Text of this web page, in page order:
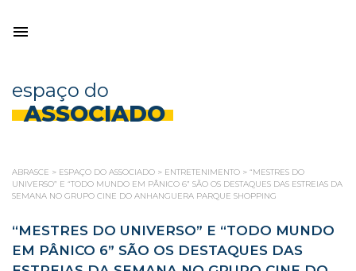
espaço do
ASSOCIADO
ABRASCE > ESPAÇO DO ASSOCIADO > ENTRETENIMENTO > “MESTRES DO
UNIVERSO” E “TODO MUNDO EM PÂNICO 6” SÃO OS DESTAQUES DAS ESTREIAS DA
SEMANA NO GRUPO CINE DO ANHANGUERA PARQUE SHOPPING
“MESTRES DO UNIVERSO” E “TODO MUNDO
EM PÂNICO 6” SÃO OS DESTAQUES DAS